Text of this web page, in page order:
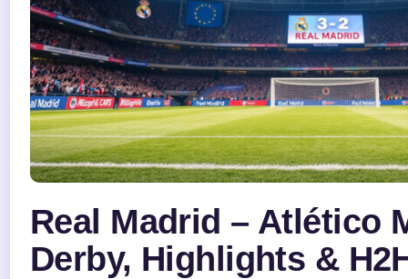
Real Madrid – Atlético
Derby, Highlights &